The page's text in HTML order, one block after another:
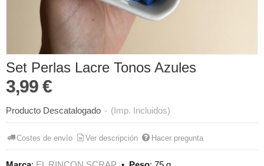
Set Perlas Lacre Tonos Azules
3,99 €
Producto Descatalogado - (Imp. Incluidos)
Costes de envío Ver descripción Hacer pregunta